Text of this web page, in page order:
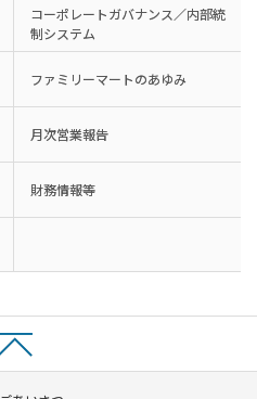
コーポレートガバナンス／内部統
制システム
ファミリーマートのあゆみ
月次営業報告
財務情報等